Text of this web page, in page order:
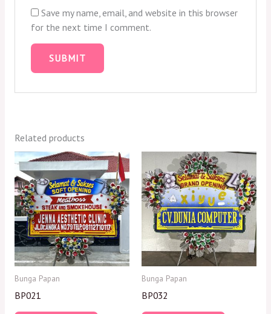
Save my name, email, and website in this browser
for the next time I comment.
Related products
Bunga Papan
BP021
Bunga Papan
BP032